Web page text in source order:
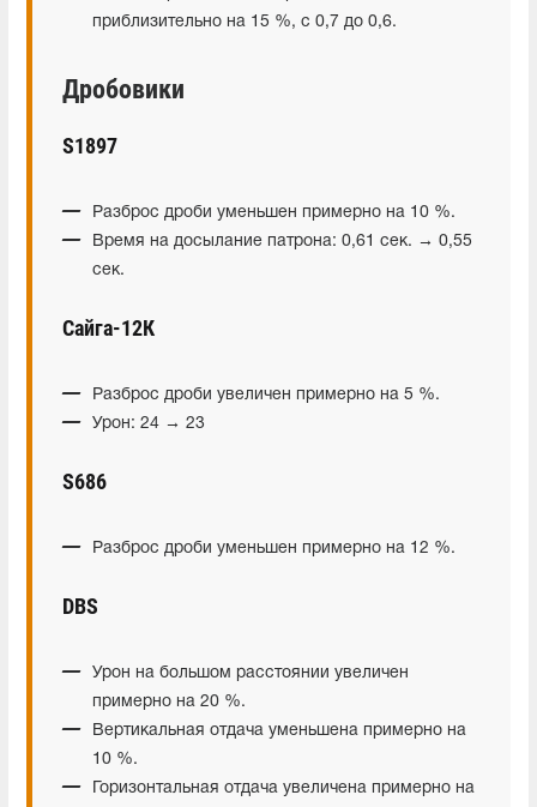
приблизительно на 15 %, с 0,7 до 0,6.
Дробовики
S1897
Разброс дроби уменьшен примерно на 10 %.
Время на досылание патрона: 0,61 сек. → 0,55
сек.
Сайга-12К
Разброс дроби увеличен примерно на 5 %.
Урон: 24 → 23
S686
Разброс дроби уменьшен примерно на 12 %.
DBS
Урон на большом расстоянии увеличен
примерно на 20 %.
Вертикальная отдача уменьшена примерно на
10 %.
Горизонтальная отдача увеличена примерно на